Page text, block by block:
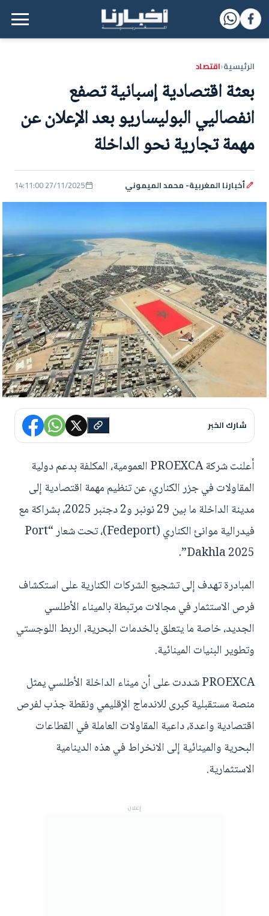
القائمة الرئيسية
الرئيسية‹اقتصاد
بعثة اقتصادية إسبانية تصفع
انفصاليي البوليساريو بعد الإعلان عن
مهمة تجارية نحو الداخلة
أخبارنا المغربية- محمد الميموني 27/11/2025 14:11:00
شارك الخبر
أعلنت شركة PROEXCA العمومية، المكلفة بدعم دولية
المقاولات في جزر الكناري، عن تنظيم مهمة اقتصادية إلى
مدينة الداخلة ما بين 29 نونبر و2 دجنبر 2025، بشراكة مع
فيدرالية موانئ الكناري (Fedeport)، تحت شعار “Port
Dakhla 2025”.
المبادرة تهدف إلى تشجيع الشركات الكنارية على استكشاف
فرص الاستثمار في مجالات مرتبطة بالميناء الأطلسي
الجديد، خاصة ما يتعلق بالخدمات البحرية، الربط اللوجستي
وتطوير البنيات المينائية.
PROEXCA شددت على أن ميناء الداخلة الأطلسي يمثل
منصة مستقبلية كبرى للاندماج الإقليمي ونقطة جذب لفرص
اقتصادية واعدة، داعية المقاولات العاملة في القطاعات
البحرية والمينائية إلى الانخراط في هذه الدينامية
الاستثمارية.
إعلان